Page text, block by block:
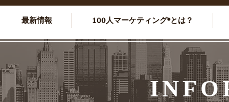
最新情報 100人マーケティング®とは？